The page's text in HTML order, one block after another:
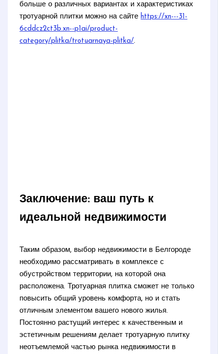
больше о различных вариантах и характеристиках
тротуарной плитки можно на сайте https://xn---31-
6cddcz2ct3b.xn--p1ai/product-
category/plitka/trotuarnaya-plitka/.
Заключение: ваш путь к
идеальной недвижимости
Таким образом, выбор недвижимости в Белгороде
необходимо рассматривать в комплексе с
обустройством территории, на которой она
расположена. Тротуарная плитка сможет не только
повысить общий уровень комфорта, но и стать
отличным элементом вашего нового жилья.
Постоянно растущий интерес к качественным и
эстетичным решениям делает тротуарную плитку
неотъемлемой частью рынка недвижимости в